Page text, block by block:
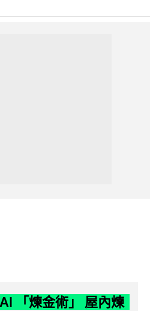
「煉金術」 屋內煉